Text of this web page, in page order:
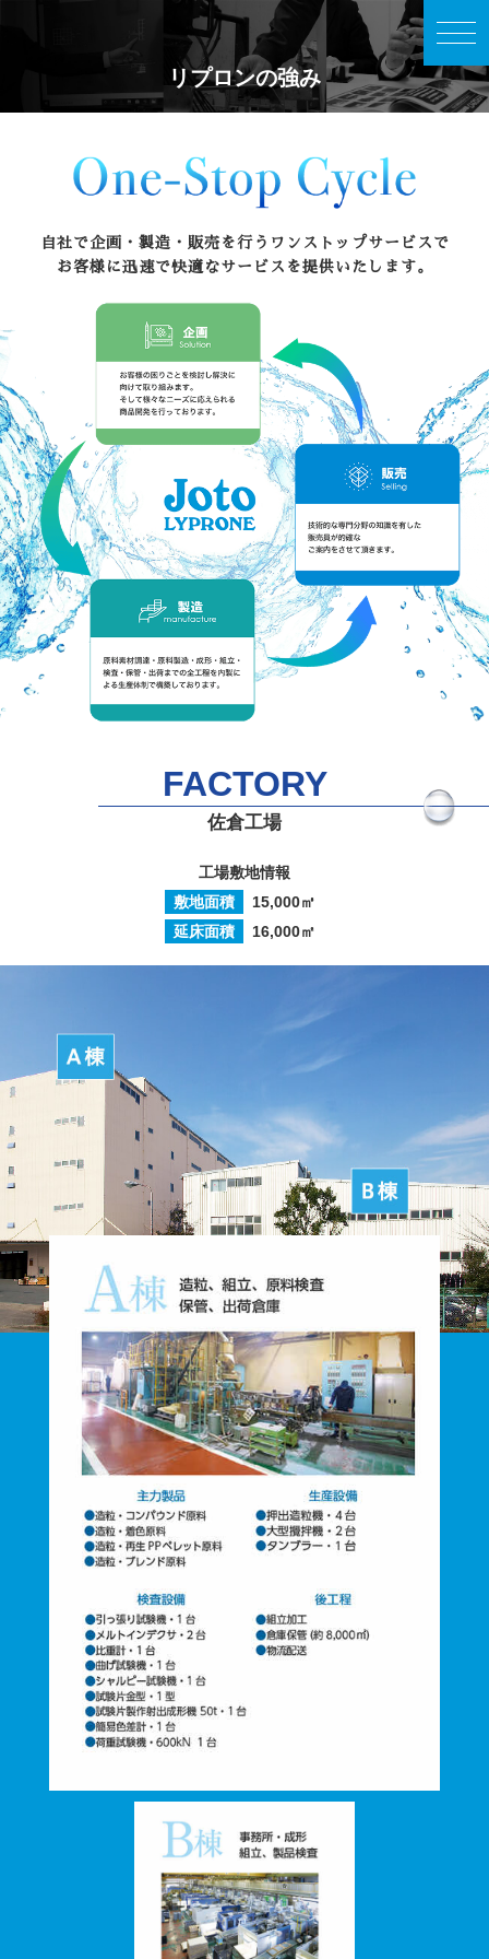
リプロンの強み
自社で企画・製造・販売を行うワンストップサービスで
お客様に迅速で快適なサービスを提供いたします。
FACTORY
佐倉工場
工場敷地情報
敷地面積
15,000㎥
延床面積
16,000㎡